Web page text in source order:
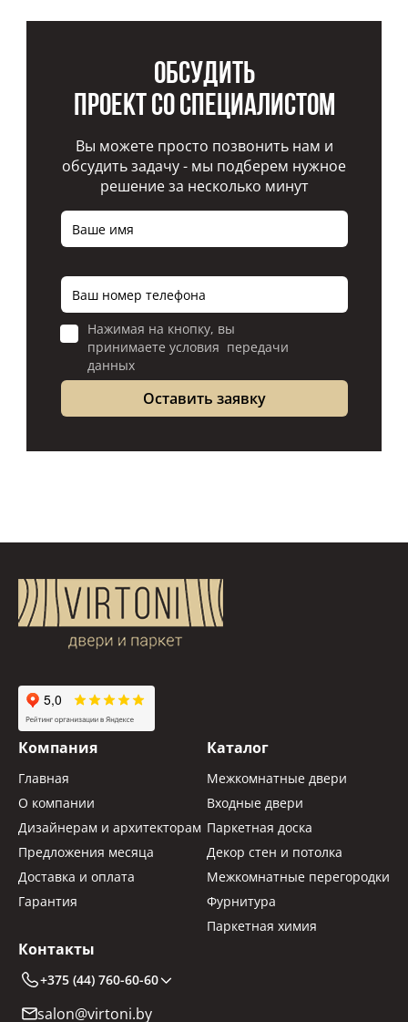
Обсудить
проект со специалистом
Вы можете просто позвонить нам и
обсудить задачу - мы подберем нужное
решение за несколько минут
Нажимая на кнопку, вы
принимаете условия передачи
данных
Компания
Главная
О компании
Дизайнерам и архитекторам
Предложения месяца
Доставка и оплата
Гарантия
Каталог
Межкомнатные двери
Входные двери
Паркетная доска
Декор стен и потолка
Межкомнатные перегородки
Фурнитура
Паркетная химия
Контакты
+375 (44) 760-60-60
salon@virtoni.by